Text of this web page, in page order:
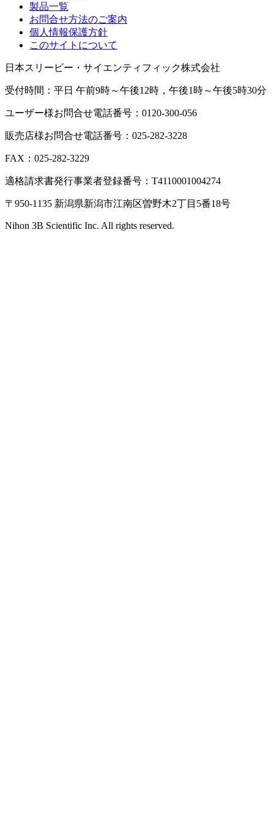
製品一覧
お問合せ方法のご案内
個人情報保護方針
このサイトについて
日本スリービー・サイエンティフィック株式会社
受付時間：平日 午前9時～午後12時，午後1時～午後5時30分
ユーザー様お問合せ電話番号：0120-300-056
販売店様お問合せ電話番号：025-282-3228
FAX：025-282-3229
適格請求書発行事業者登録番号：T4110001004274
〒950-1135 新潟県新潟市江南区曽野木2丁目5番18号
Nihon 3B Scientific Inc. All rights reserved.